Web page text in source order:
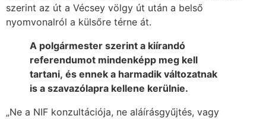
szerint az út a Vécsey völgy út után a belső
nyomvonalról a külsőre térne át.
A polgármester szerint a kiírandó
referendumot mindenképp meg kell
tartani, és ennek a harmadik változatnak
is a szavazólapra kellene kerülnie.
„Ne a NIF konzultációja, ne aláírásgyűjtés, vagy